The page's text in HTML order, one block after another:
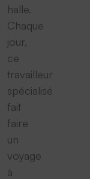
halle.
Chaque
jour,
ce
travailleur
spécialisé
fait
faire
un
voyage
à